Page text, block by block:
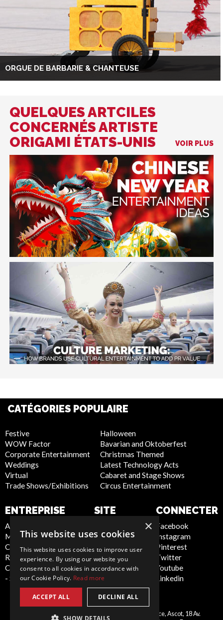
ORGUE DE BARBARIE & CHANTEUSE
QUELQUES ARTCILES
CONCERNÉS ARTISTE
ORIGAMI ÉTATS-UNIS
VOIR PLUS
CATÉGORIES POPULAIRE
Festive
WOW Factor
Corporate Entertainment
Weddings
Virtual
Trade Shows/Exhibitions
Halloween
Bavarian and Oktoberfest
Christmas Themed
Latest Technology Acts
Cabaret and Stage Shows
Circus Entertainment
ENTREPRISE
About Us
Meet the Team
Contact Us
Report Abuse
Compliance Statement
- Seafarers
SITE
Privacy Policy
Cookie Policy
Artist Sign Up
Terms and
Conditions
Sitemap
CONNECTER
Facebook
Instagram
Pinterest
Twitter
Youtube
Linkedin
Scarlett Entertainment France, Ascot, 18 Av.
×
This website uses cookies
This website uses cookies to improve user
experience. By using our website you
consent to all cookies in accordance with
our Cookie Policy. Read more
ACCEPT ALL DECLINE ALL
SHOW DETAILS